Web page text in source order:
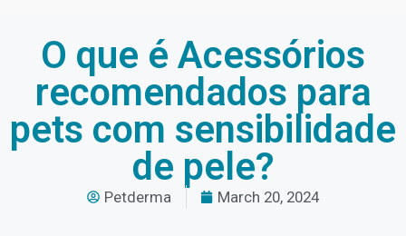
O que é Acessórios
recomendados para
pets com sensibilidade
de pele?
Petderma March 20, 2024